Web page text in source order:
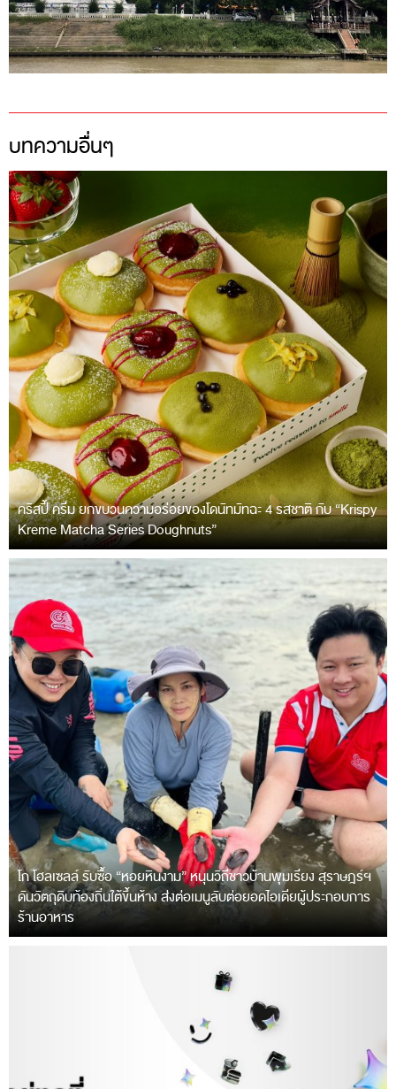
บทความอื่นๆ
คริสปี้ ครีม ยกขบวนความอร่อยของโดนัทมัทฉะ 4 รสชาติ กับ “Krispy
Kreme Matcha Series Doughnuts”
โก โฮลเซลล์ รับซื้อ “หอยหินงาม” หนุนวิถีชาวบ้านพุมเรียง สุราษฎร์ฯ
ดันวัตถุดิบท้องถิ่นใต้ขึ้นห้าง ส่งต่อเมนูลับต่อยอดไอเดียผู้ประกอบการ
ร้านอาหาร